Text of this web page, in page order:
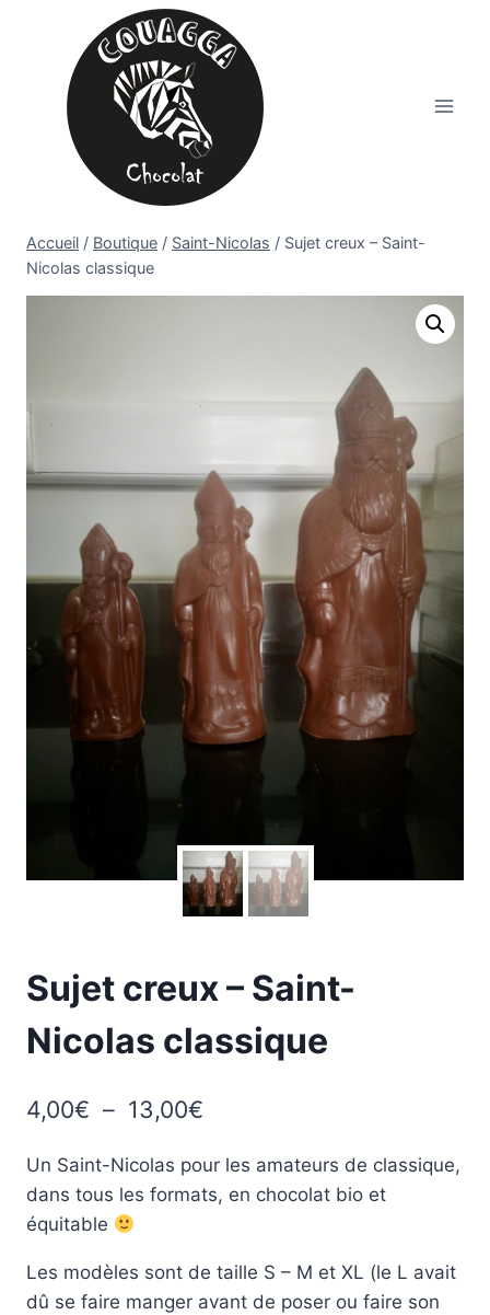
Accueil / Boutique / Saint-Nicolas / Sujet creux – Saint-
Nicolas classique
Sujet creux – Saint-
Nicolas classique
4,00€ – 13,00€
prix :
13,00€
Un Saint-Nicolas pour les amateurs de classique,
dans tous les formats, en chocolat bio et
équitable
Les modèles sont de taille S – M et XL (le L avait
dû se faire manger avant de poser ou faire son